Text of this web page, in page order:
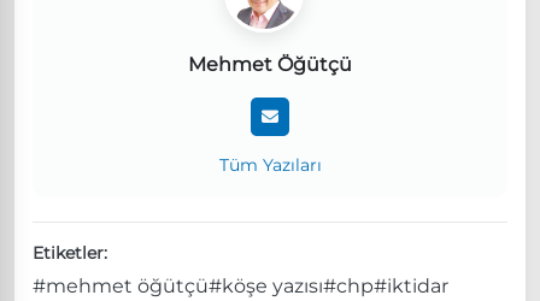
Mehmet Öğütçü
Tüm Yazıları
Etiketler:
#mehmet öğütçü#köşe yazısı#chp#iktidar